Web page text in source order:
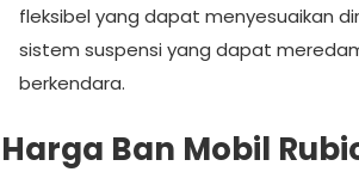
fleksibel yang dapat menyesuaikan
sistem suspensi yang dapat
berkendara.
Harga Ban Mobil